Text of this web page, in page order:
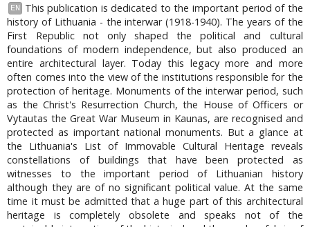
EN
This publication is dedicated to the important period of the
history of Lithuania - the interwar (1918-1940). The years of the
First Republic not only shaped the political and cultural
foundations of modern independence, but also produced an
entire architectural layer. Today this legacy more and more
often comes into the view of the institutions responsible for the
protection of heritage. Monuments of the interwar period, such
as the Christ's Resurrection Church, the House of Officers or
Vytautas the Great War Museum in Kaunas, are recognised and
protected as important national monuments. But a glance at
the Lithuania's List of Immovable Cultural Heritage reveals
constellations of buildings that have been protected as
witnesses to the important period of Lithuanian history
although they are of no significant political value. At the same
time it must be admitted that a huge part of this architectural
heritage is completely obsolete and speaks not of the